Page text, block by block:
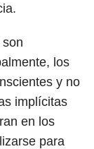
los
y no
implícitas
en los
para